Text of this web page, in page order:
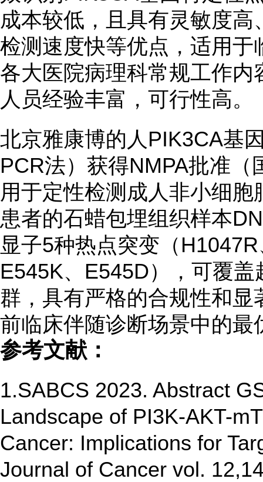
成本较低，且具有灵敏度
检测速度快等优点，适用
各大医院病理科常规工作
人员经验丰富，可行性高。
北京雅康博的人PIK3CA基
PCR法）获得NMPA批准
用于定性检测成人非小细
患者的石蜡包埋组织样本
显子5种热点突变（
E545K、E545D），可覆
群，具有严格的合规性和
前临床伴随诊断场景中的最
参考文献：
1.SABCS 2023. Abstract
Landscape of PI3K-AKT-
Cancer: Implications for
Journal of Cancer vol.